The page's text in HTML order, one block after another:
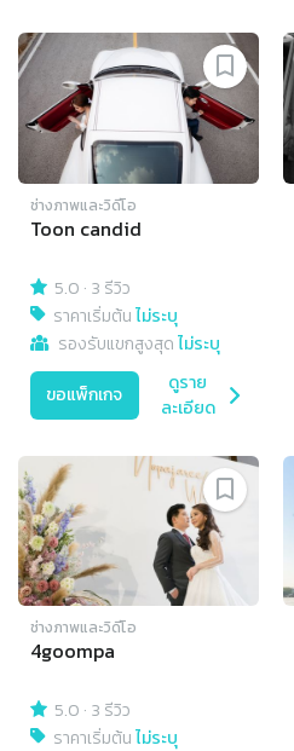
ช่างภาพและวิดีโอ
Toon candid
5.0 · 3 รีวิว
ราคาเริ่มต้นไม่ระบุ
รองรับแขกสูงสุดไม่ระบุ
ขอแพ็กเกจ
ดูราย
ละเอียด
ช่างภาพและวิดีโอ
4goompa
5.0 · 3 รีวิว
ราคาเริ่มต้นไม่ระบุ